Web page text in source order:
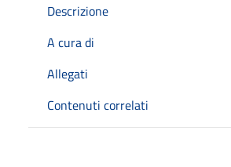
Descrizione
A cura di
Allegati
Contenuti correlati